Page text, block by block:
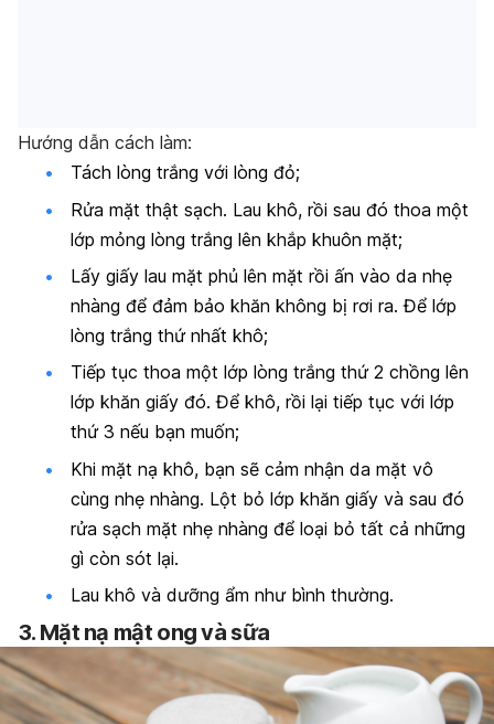
Hướng dẫn cách làm:
Tách lòng trắng với lòng đỏ;
Rửa mặt thật sạch. Lau khô, rồi sau đó thoa một
lớp mỏng lòng trắng lên khắp khuôn mặt;
Lấy giấy lau mặt phủ lên mặt rồi ấn vào da nhẹ
nhàng để đảm bảo khăn không bị rơi ra. Để lớp
lòng trắng thứ nhất khô;
Tiếp tục thoa một lớp lòng trắng thứ 2 chồng lên
lớp khăn giấy đó. Để khô, rồi lại tiếp tục với lớp
thứ 3 nếu bạn muốn;
Khi mặt nạ khô, bạn sẽ cảm nhận da mặt vô
cùng nhẹ nhàng. Lột bỏ lớp khăn giấy và sau đó
rửa sạch mặt nhẹ nhàng để loại bỏ tất cả những
gì còn sót lại.
Lau khô và dưỡng ẩm như bình thường.
3. Mặt nạ mật ong và sữa